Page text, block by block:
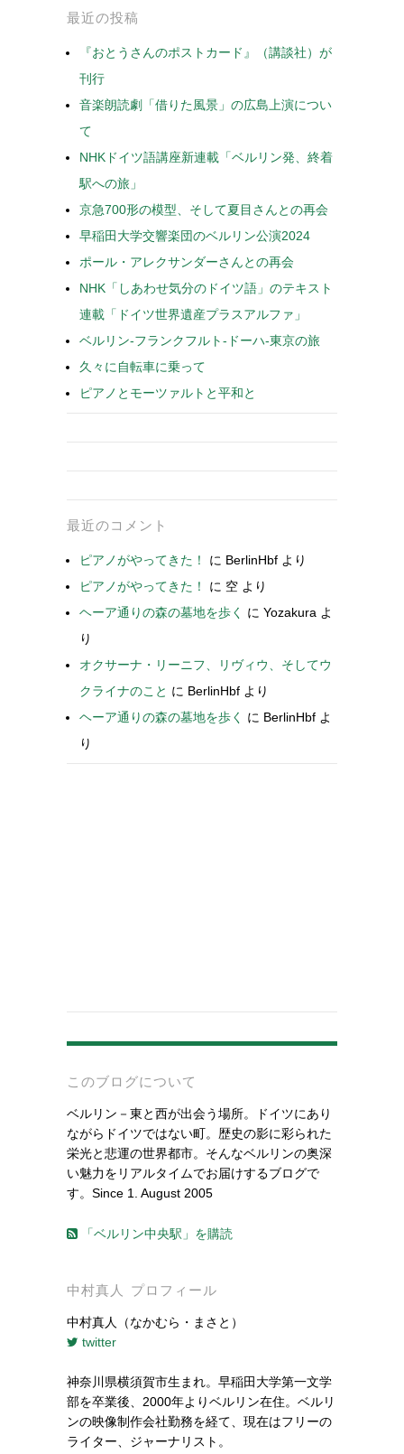
最近の投稿
『おとうさんのポストカード』（講談社）が
刊行
音楽朗読劇「借りた風景」の広島上演につい
て
NHKドイツ語講座新連載「ベルリン発、終着
駅への旅」
京急700形の模型、そして夏目さんとの再会
早稲田大学交響楽団のベルリン公演2024
ポール・アレクサンダーさんとの再会
NHK「しあわせ気分のドイツ語」のテキスト
連載「ドイツ世界遺産プラスアルファ」
ベルリン-フランクフルト-ドーハ-東京の旅
久々に自転車に乗って
ピアノとモーツァルトと平和と
最近のコメント
ピアノがやってきた！ に BerlinHbf より
ピアノがやってきた！
に 空 より
ヘーア通りの森の墓地を歩く
に Yozakura よ
り
オクサーナ・リーニフ、リヴィウ、そしてウ
クライナのこと に BerlinHbf より
ヘーア通りの森の墓地を歩く
に BerlinHbf よ
り
このブログについて
ベルリン－東と西が出会う場所。ドイツにあり
ながらドイツではない町。歴史の影に彩られた
栄光と悲運の世界都市。そんなベルリンの奥深
い魅力をリアルタイムでお届けするブログで
す。Since 1. August 2005
「ベルリン中央駅」を購読
中村真人 プロフィール
中村真人（なかむら・まさと）
twitter
神奈川県横須賀市生まれ。早稲田大学第一文学
部を卒業後、2000年よりベルリン在住。ベルリ
ンの映像制作会社勤務を経て、現在はフリーの
ライター、ジャーナリスト。